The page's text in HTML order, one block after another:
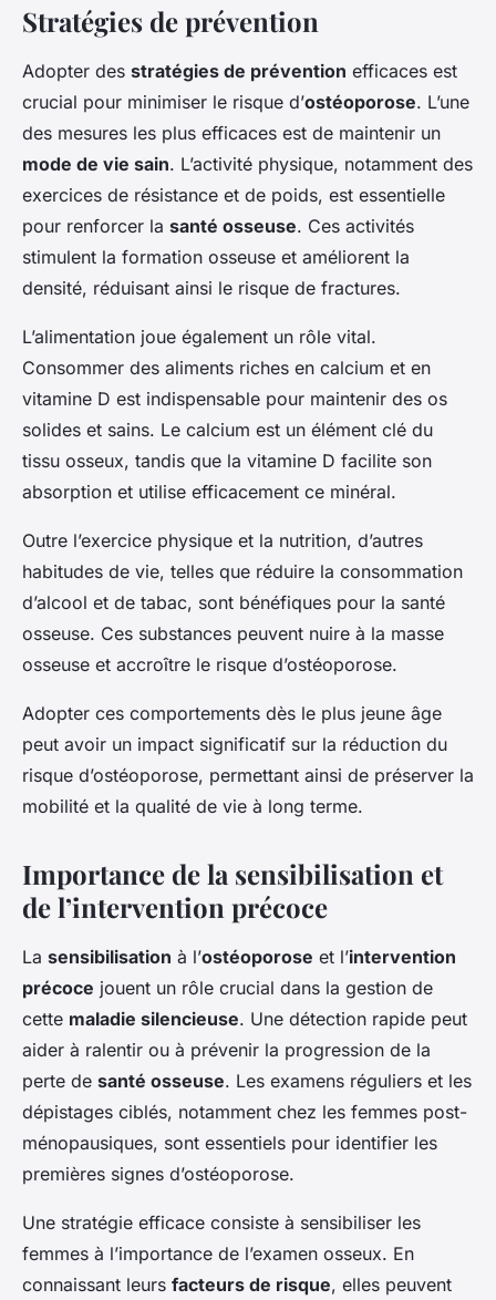
Stratégies de prévention
Adopter des stratégies de prévention efficaces est
crucial pour minimiser le risque d’ostéoporose. L’une
des mesures les plus efficaces est de maintenir un
mode de vie sain. L’activité physique, notamment des
exercices de résistance et de poids, est essentielle
pour renforcer la santé osseuse. Ces activités
stimulent la formation osseuse et améliorent la
densité, réduisant ainsi le risque de fractures.
L’alimentation joue également un rôle vital.
Consommer des aliments riches en calcium et en
vitamine D est indispensable pour maintenir des os
solides et sains. Le calcium est un élément clé du
tissu osseux, tandis que la vitamine D facilite son
absorption et utilise efficacement ce minéral.
Outre l’exercice physique et la nutrition, d’autres
habitudes de vie, telles que réduire la consommation
d’alcool et de tabac, sont bénéfiques pour la santé
osseuse. Ces substances peuvent nuire à la masse
osseuse et accroître le risque d’ostéoporose.
Adopter ces comportements dès le plus jeune âge
peut avoir un impact significatif sur la réduction du
risque d’ostéoporose, permettant ainsi de préserver la
mobilité et la qualité de vie à long terme.
Importance de la sensibilisation et
de l’intervention précoce
La sensibilisation à l’ostéoporose et l’intervention
précoce jouent un rôle crucial dans la gestion de
cette maladie silencieuse. Une détection rapide peut
aider à ralentir ou à prévenir la progression de la
perte de santé osseuse. Les examens réguliers et les
dépistages ciblés, notamment chez les femmes post-
ménopausiques, sont essentiels pour identifier les
premières signes d’ostéoporose.
Une stratégie efficace consiste à sensibiliser les
femmes à l’importance de l’examen osseux. En
connaissant leurs facteurs de risque, elles peuvent